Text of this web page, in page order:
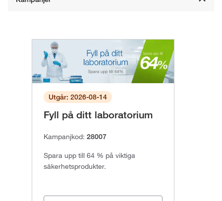
Utgår: 2026-08-14
Fyll på ditt laboratorium
Kampanjkod: 28007
Spara upp till 64 % på viktiga
säkerhetsprodukter.